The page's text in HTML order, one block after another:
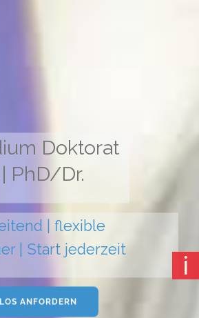
Doktorat
PhD/Dr.
| flexible
| Start jederzeit
ANFORDERN
ℹ